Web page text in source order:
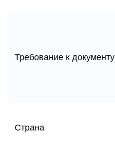
Требование к документу
Страна